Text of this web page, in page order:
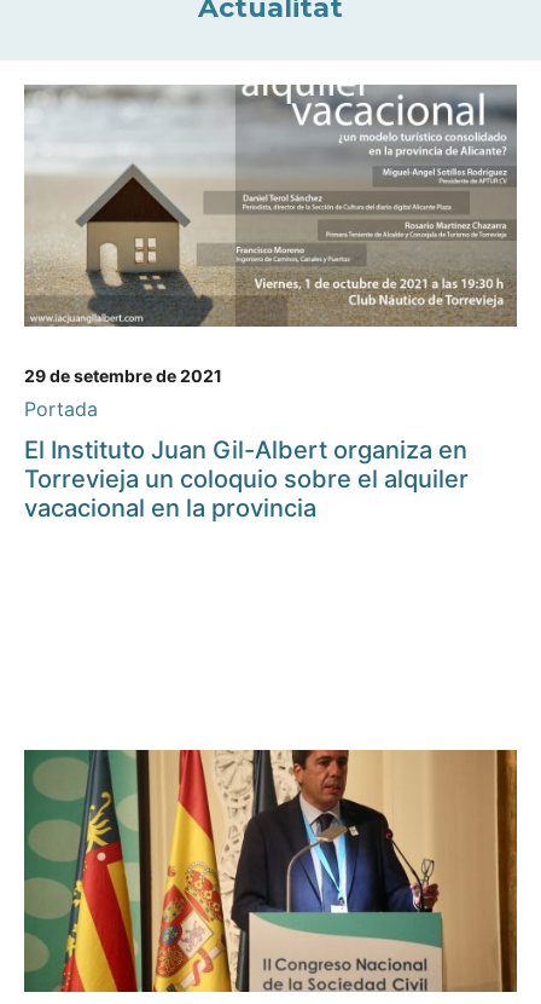
Actualitat
29 de setembre de 2021
Portada
El Instituto Juan Gil-Albert organiza en
Torrevieja un coloquio sobre el alquiler
vacacional en la provincia